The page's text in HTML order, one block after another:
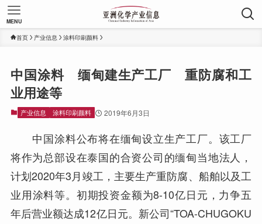
MENU
首页 产业信息 涂料印刷颜料
中国涂料 缅甸建生产工厂 重防腐和工
业用途等
产业信息 涂料印刷颜料 2019年6月3日
中国涂料公布将在缅甸设立生产工厂。该工厂
将作为总部设在泰国的合资公司的缅甸当地法人，
计划2020年3月竣工，主要生产重防腐、船舶以及工
业用涂料等。初期投资金额为8-10亿日元，力争五
年后营业额达成12亿日元。新公司“TOA-CHUGOKU